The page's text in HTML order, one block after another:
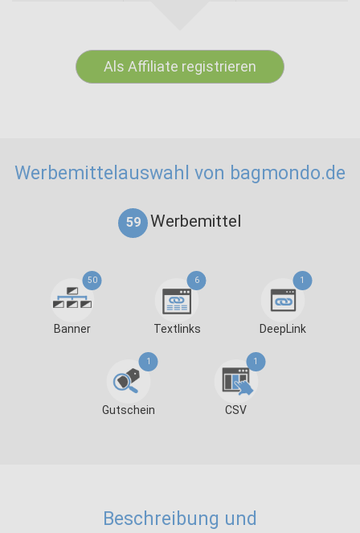
Als Affiliate registrieren
Werbemittelauswahl von bagmondo.de
59 Werbemittel
50
Banner
6
Textlinks
1
DeepLink
1
Gutschein
1
CSV
Beschreibung und